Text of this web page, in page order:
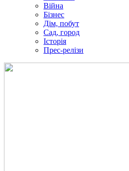
Війна
Бізнес
Дім, побут
Сад, город
Історія
Прес-релізи